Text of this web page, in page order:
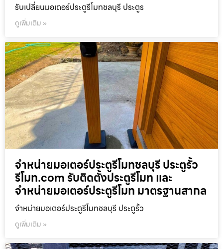
รับเปลี่ยนมอเตอร์ประตูรีโมทชลบุรี ประตูร
ดูเพิ่มเติม »
จำหน่ายมอเตอร์ประตูรีโมทชลบุรี ประตูรั้ว
รีโมท.com รับติดตั้งประตูรีโมท และ
จำหน่ายมอเตอร์ประตูรีโมท มาตรฐานสากล
จำหน่ายมอเตอร์ประตูรีโมทชลบุรี ประตูรั้ว
ดูเพิ่มเติม »